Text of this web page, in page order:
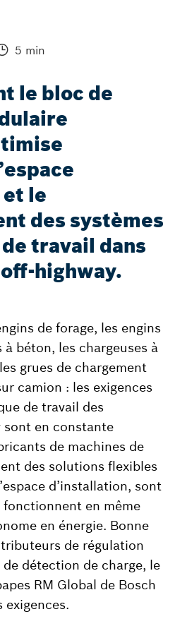
5 min
le bloc de
le
des systèmes
travail dans
highway.
de forage, les engins
béton, les chargeuses à
grues de chargement
camion : les exigences
de travail des
sont en constante
de machines de
des solutions flexibles
d’installation, sont
en même
en énergie. Bonne
de régulation
de détection de charge, le
RM Global de Bosch
exigences.